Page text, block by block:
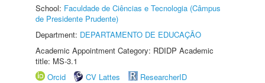
School: Faculdade de Ciências e Tecnologia (Câmpus
de Presidente Prudente)
Department: DEPARTAMENTO DE EDUCAÇÃO
Academic Appointment Category: RDIDP Academic
title: MS-3.1
Orcid
CV Lattes
ResearcherID